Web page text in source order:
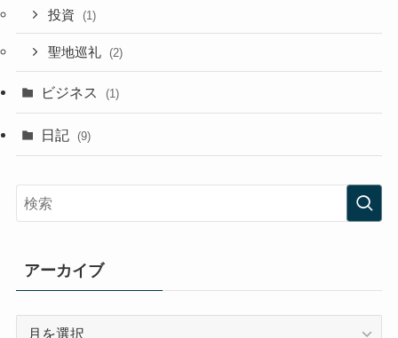
投資 (1)
聖地巡礼 (2)
ビジネス (1)
日記 (9)
アーカイブ